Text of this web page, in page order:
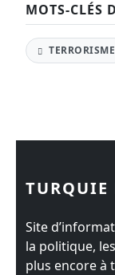
MOTS-CLÉS
TERRORISME
TURQUIE
Site
la politique,
plus encore à